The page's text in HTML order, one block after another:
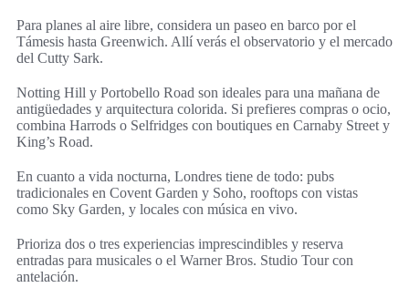
Para planes al aire libre, considera un paseo en barco por el
Támesis hasta Greenwich. Allí verás el observatorio y el mercado
del Cutty Sark.
Notting Hill y Portobello Road son ideales para una mañana de
antigüedades y arquitectura colorida. Si prefieres compras o ocio,
combina Harrods o Selfridges con boutiques en Carnaby Street y
King’s Road.
En cuanto a vida nocturna, Londres tiene de todo: pubs
tradicionales en Covent Garden y Soho, rooftops con vistas
como Sky Garden, y locales con música en vivo.
Prioriza dos o tres experiencias imprescindibles y reserva
entradas para musicales o el Warner Bros. Studio Tour con
antelación.